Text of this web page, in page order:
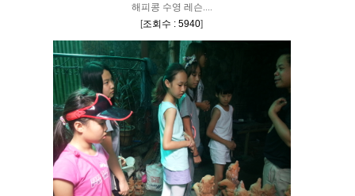
해피콩 수영 레슨....
[조회수 : 5940]